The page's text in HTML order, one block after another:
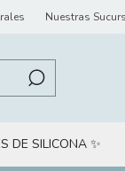
Nuestras
DE SILICONA ✨